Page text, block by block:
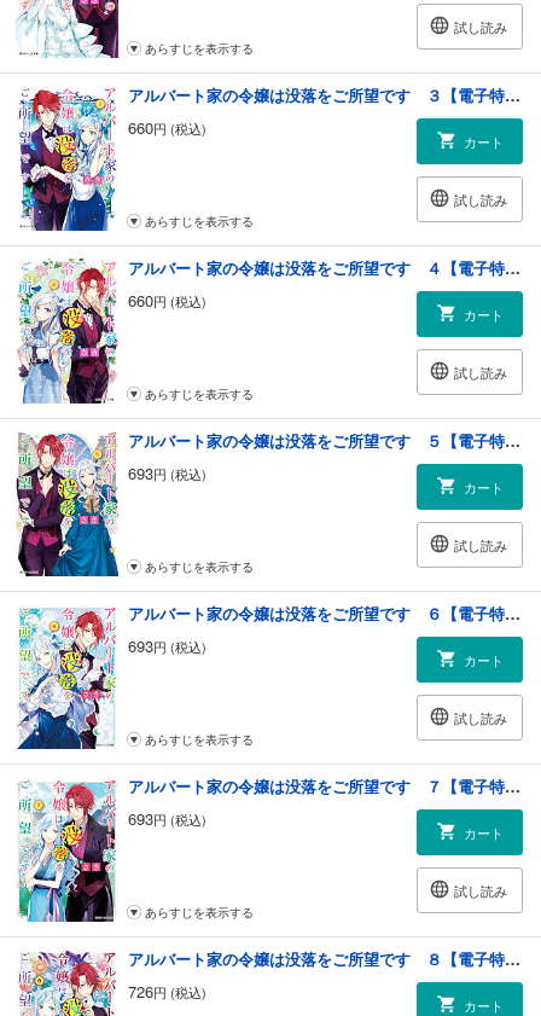
試し読み
あらすじを表示する
アルバート家の令嬢は没落をご所望です ３【電子特典付き】
660円 (税込)
カート
試し読み
あらすじを表示する
アルバート家の令嬢は没落をご所望です ４【電子特典付き】
660円 (税込)
カート
試し読み
あらすじを表示する
アルバート家の令嬢は没落をご所望です ５【電子特典付き】
693円 (税込)
カート
試し読み
あらすじを表示する
アルバート家の令嬢は没落をご所望です ６【電子特典付き】
693円 (税込)
カート
試し読み
あらすじを表示する
アルバート家の令嬢は没落をご所望です ７【電子特典付き】
693円 (税込)
カート
試し読み
あらすじを表示する
アルバート家の令嬢は没落をご所望です ８【電子特典付き】
726円 (税込)
カート